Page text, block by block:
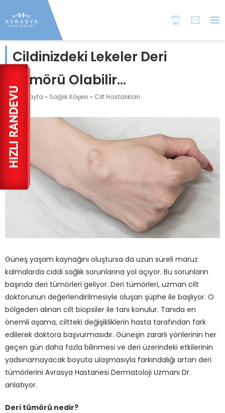
Cildinizdeki Lekeler Deri
Tümörü Olabilir…
Anasayfa » Sağlık Köşesi » Cilt Hastalıkları
Güneş yaşam kaynağını oluştursa da uzun süreli maruz
kalmalarda ciddi sağlık sorunlarına yol açıyor. Bu sorunların
başında deri tümörleri geliyor. Deri tümörleri, uzman cilt
doktorunun değerlendirilmesiyle oluşan şüphe ile başlıyor. O
bölgeden alınan cilt biopsiler ile tanı konulur. Tanıda en
önemli aşama, ciltteki değişikliklerin hasta tarafından fark
edilerek doktora başvurmasıdır. Güneşin zararlı yönlerinin her
geçen gün daha fazla bilinmesi ve deri üzerindeki etkilerinin
yadsınamayacak boyuta ulaşmasıyla farkındalığı artan deri
tümörlerini Avrasya Hastanesi Dermatoloji Uzmanı Dr.
anlatıyor.
Deri tümörü nedir?